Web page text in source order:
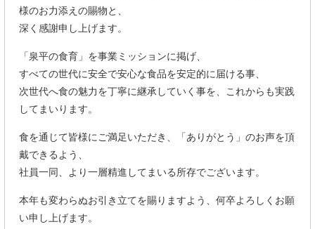
様のお力添えの賜物と、
深く感謝申し上げます。
「泉平の食育」を事業ミッションに掲げ、
すべての世代に安全で安心な食品を安定的に届ける事、
次世代へ食の魅力を丁寧に継承していく事を、これからも実践
してまいります。
食を通じて皆様にご満足いただき、「ありがとう」のお声を頂
戴できるよう、
社員一同、より一層精進してまいる所存でございます。
本年も変わらぬお引き立てを賜りますよう、何卒よろしくお願
い申し上げます。